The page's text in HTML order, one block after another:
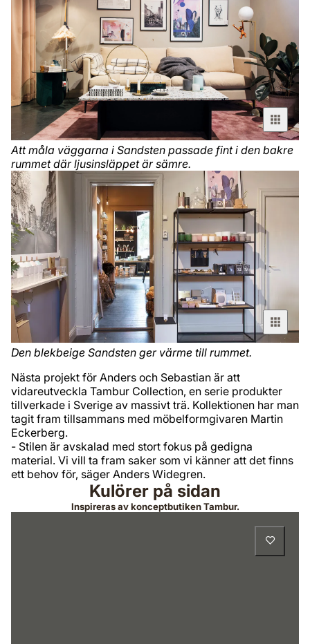
Att måla väggarna i Sandsten passade fint i den bakre
rummet där ljusinsläppet är sämre.
Den blekbeige Sandsten ger värme till rummet.
Nästa projekt för Anders och Sebastian är att
vidareutveckla Tambur Collection, en serie produkter
tillverkade i Sverige av massivt trä. Kollektionen har man
tagit fram tillsammans med möbelformgivaren Martin
Eckerberg.
- Stilen är avskalad med stort fokus på gedigna
material. Vi vill ta fram saker som vi känner att det finns
ett behov för, säger Anders Widegren.
Kulörer på sidan
Inspireras av konceptbutiken Tambur.